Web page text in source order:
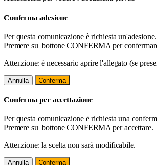
Conferma adesione
Per questa comunicazione è richiesta un'adesione.
Premere sul bottone CONFERMA per
Attenzione: è necessario aprire l'allegato (se
Annulla Conferma
Conferma per accettazione
Per questa comunicazione è richiesta una
Premere sul bottone CONFERMA per accettare.
Attenzione: la scelta non sarà modificabile.
Annulla Conferma